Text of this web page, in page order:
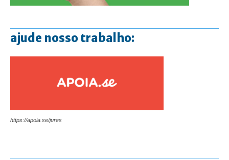
ajude nosso trabalho:
https://apoia.se/jures